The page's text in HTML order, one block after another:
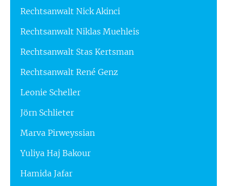
Rechtsanwalt Nick Akinci
Rechtsanwalt Niklas Muehleis
Rechtsanwalt Stas Kertsman
Rechtsanwalt René Genz
Leonie Scheller
Jörn Schlieter
Marva Pirweyssian
Yuliya Haj Bakour
Hamida Jafar